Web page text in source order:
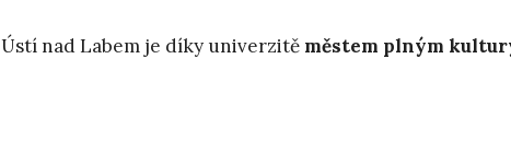
Ústí nad Labem je díky univerzitě městem plným